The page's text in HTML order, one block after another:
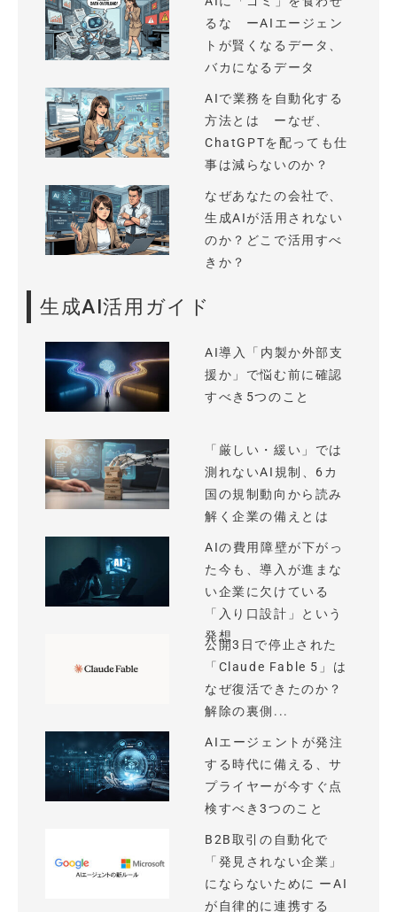
るな ーAIエージェン
トが賢くなるデータ、
バカになるデータ
AIで業務を自動化する
方法とは ーなぜ、
ChatGPTを配っても仕
事は減らないのか？
なぜあなたの会社で、
生成AIが活用されない
のか？どこで活用すべ
きか？
生成AI活用ガイド
AI導入「内製か外部支
援か」で悩む前に確認
すべき5つのこと
「厳しい・緩い」では
測れないAI規制、6カ
国の規制動向から読み
解く企業の備えとは
AIの費用障壁が下がっ
た今も、導入が進まな
い企業に欠けている
「入り口設計」という
発想
公開3日で停止された
「Claude Fable 5」は
なぜ復活できたのか？
解除の裏側...
AIエージェントが発注
する時代に備える、サ
プライヤーが今すぐ点
検すべき3つのこと
B2B取引の自動化で
「発見されない企業」
にならないために ーAI
が自律的に連携する